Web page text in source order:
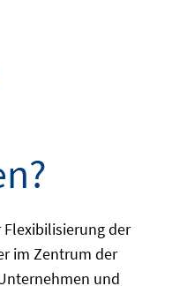
Flexibilisierung der
im Zentrum der
und